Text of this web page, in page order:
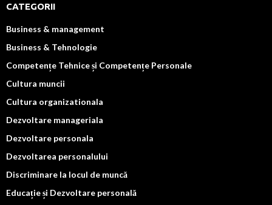
CATEGORII
Business & management
Business & Tehnologie
Competențe Tehnice și Competențe Personale
Cultura muncii
Cultura organizationala
Dezvoltare manageriala
Dezvoltare personala
Dezvoltarea personalului
Discriminare la locul de muncă
Educație și Dezvoltare personală